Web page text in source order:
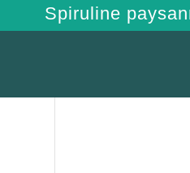
Spiruline